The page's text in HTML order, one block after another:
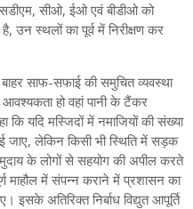
सीओ, ईओ एवं बीडीओ को
है, उन स्थलों का पूर्व में निरीक्षण कर
साफ-सफाई की समुचित व्यवस्था
आवश्यकता हो वहां पानी के टैंकर
यदि मस्जिदों में नमाजियों की संख्या
जाए, लेकिन किसी भी स्थिति में सड़क
के लोगों से सहयोग की अपील करते
माहौल में संपन्न कराने में प्रशासन का
अतिरिक्त निर्बाध विद्युत आपूर्ति